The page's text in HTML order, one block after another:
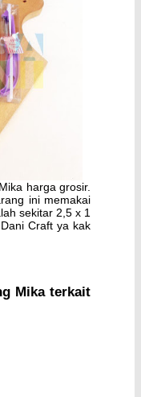
harga grosir.
ini memakai
sekitar 2,5 x 1
Craft ya kak
Mika terkait